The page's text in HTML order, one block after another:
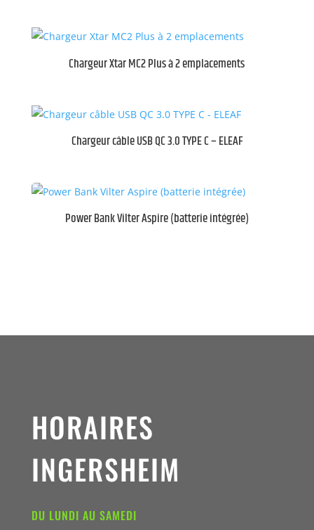
Chargeur Xtar MC2 Plus à 2 emplacements
Chargeur câble USB QC 3.0 TYPE C – ELEAF
Power Bank Vilter Aspire (batterie intégrée)
HORAIRES
INGERSHEIM
DU LUNDI AU SAMEDI